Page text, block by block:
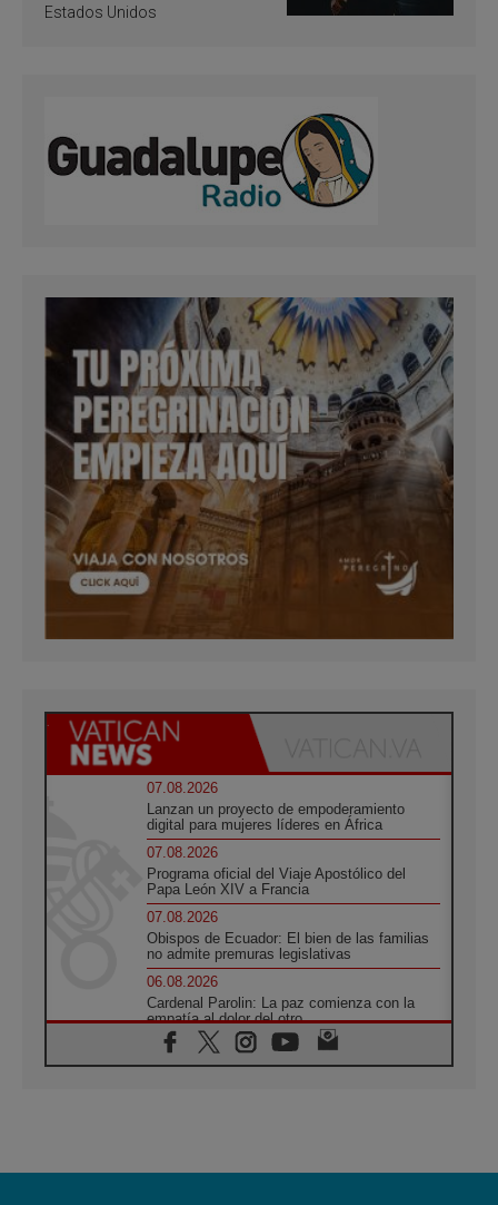
Estados Unidos
07.08.2026
Lanzan un proyecto de empoderamiento
digital para mujeres líderes en África
07.08.2026
Programa oficial del Viaje Apostólico del
Papa León XIV a Francia
07.08.2026
Obispos de Ecuador: El bien de las familias
no admite premuras legislativas
06.08.2026
Cardenal Parolin: La paz comienza con la
empatía al dolor del otro
06.08.2026
Fray Marco Vianelli: Aprender el Evangelio
06.08.2026